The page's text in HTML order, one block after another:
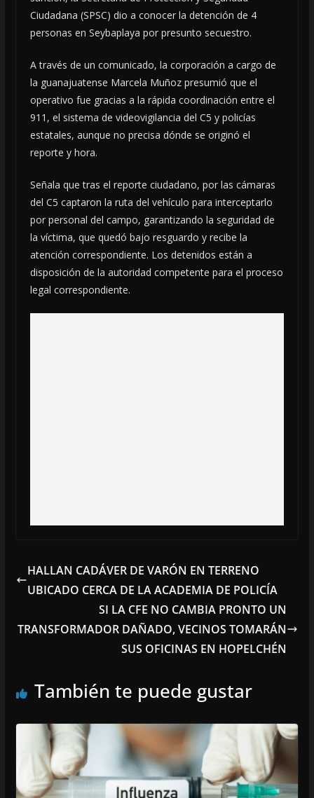
Ciudadana (SPSC) dio a conocer la detención de 4
personas en Seybaplaya por presunto secuestro.
A través de un comunicado, la corporación a cargo de
la guanajuatense Marcela Muñoz presumió que el
operativo fue gracias a la rápida coordinación entre el
911, el sistema de videovigilancia del C5 y policías
estatales, aunque no precisa dónde se originó el
reporte y hora.
Señala que tras el reporte ciudadano, por las cámaras
del C5 captaron la ruta del vehículo para interceptarlo
por personal del campo, garantizando la seguridad de
la víctima, que quedó bajo resguardo y recibe la
atención correspondiente. Los detenidos están a
disposición de la autoridad competente para el proceso
legal correspondiente.
HALLAN CADÁVER DE VARÓN EN TERRENO
UBICADO CERCA DE LA ACADEMIA DE POLICÍA
SI LA CFE NO CAMBIA PRONTO UN
TRANSFORMADOR DAÑADO, VECINOS TOMARÁN
SUS OFICINAS EN HOPELCHÉN
También te puede gustar